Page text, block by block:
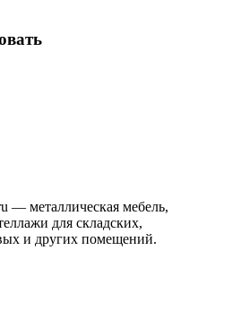
— металлическая мебель,
для складских,
и других помещений.